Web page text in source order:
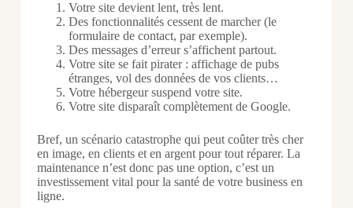
Votre site devient lent, très lent.
Des fonctionnalités cessent de marcher (le
formulaire de contact, par exemple).
Des messages d’erreur s’affichent partout.
Votre site se fait pirater : affichage de pubs
étranges, vol des données de vos clients…
Votre hébergeur suspend votre site.
Votre site disparaît complètement de Google.
Bref, un scénario catastrophe qui peut coûter très cher
en image, en clients et en argent pour tout réparer. La
maintenance n’est donc pas une option, c’est un
investissement vital pour la santé de votre business en
ligne.